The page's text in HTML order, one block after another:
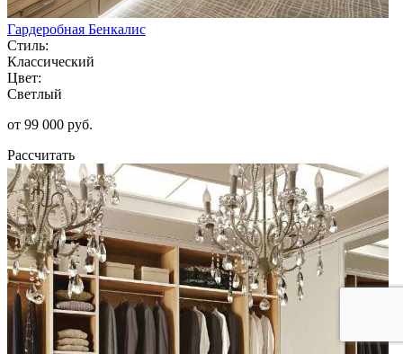
Гардеробная Бенкалис
Стиль:
Классический
Цвет:
Светлый
от 99 000 руб.
Рассчитать